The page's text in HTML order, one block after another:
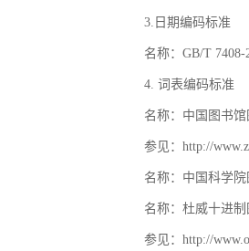
3.日期编码标准
名称：GB/T
4. 词表编码标准
名称：中国图书
参见：http://
名称：中国科学
名称：杜威十进
参见：http://